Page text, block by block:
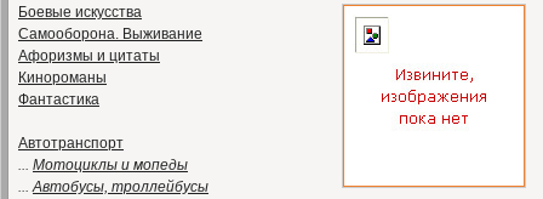
Боевые искусства
Самооборона. Выживание
Афоризмы и цитаты
Кинороманы
Фантастика
Автотранспорт
... Мотоциклы и мопеды
...Автобусы, троллейбусы